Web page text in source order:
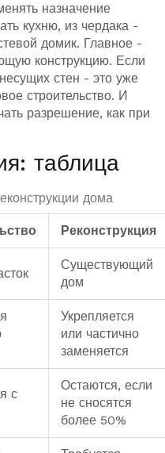
назначение
кухню, из чердака -
домик. Главное -
конструкцию. Если
стен - это уже
строительство. И
разрешение, как при
таблица
дома
Реконструкция
Существующий
дом
Укрепляется
или частично
заменяется
с
Остаются, если
не сносятся
более 50%